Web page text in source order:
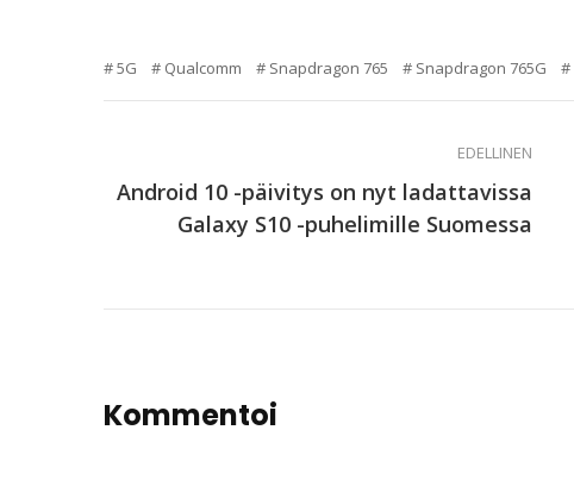
5G Qualcomm Snapdragon 765 Snapdragon 765G
EDELLINEN
Android 10 -päivitys on nyt ladattavissa
Galaxy S10 -puhelimille Suomessa
Kommentoi